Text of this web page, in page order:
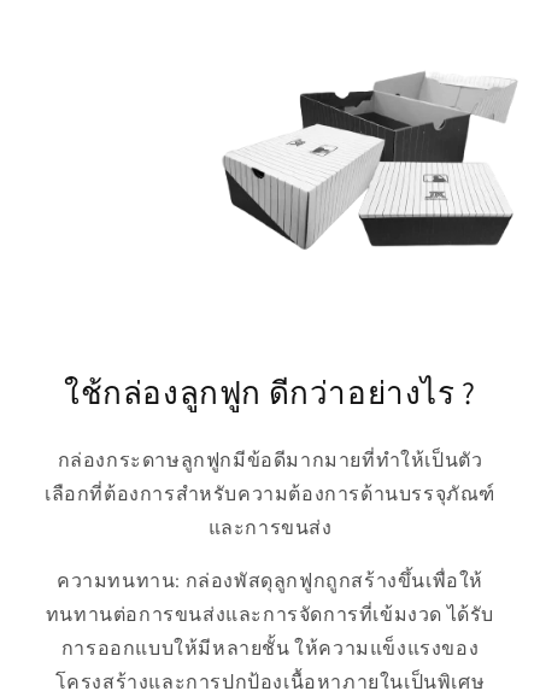
ใช้กล่องลูกฟูก ดีกว่าอย่างไร ?
กล่องกระดาษลูกฟูกมีข้อดีมากมายที่ทำให้เป็นตัว
เลือกที่ต้องการสำหรับความต้องการด้านบรรจุภัณฑ์
และการขนส่ง
ความทนทาน: กล่องพัสดุลูกฟูกถูกสร้างขึ้นเพื่อให้
ทนทานต่อการขนส่งและการจัดการที่เข้มงวด ได้รับ
การออกแบบให้มีหลายชั้น ให้ความแข็งแรงของ
โครงสร้างและการปกป้องเนื้อหาภายในเป็นพิเศษ